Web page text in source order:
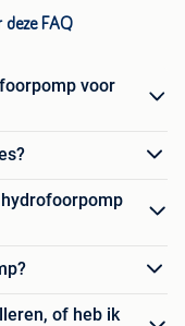
deze FAQ
voor
of heb ik